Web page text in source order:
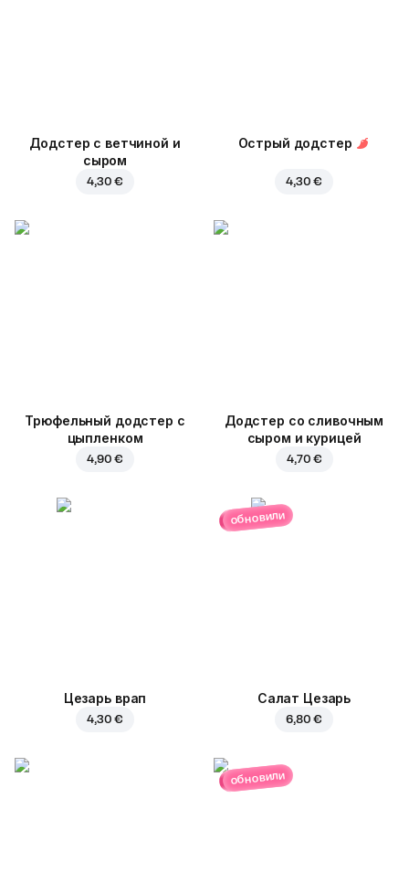
Додстер с ветчиной и
сыром
4,30 €
Острый додстер
4,30 €
Трюфельный додстер c
цыпленком
4,90 €
Додстер со сливочным
сыром и курицей
4,70 €
Цезарь врап
4,30 €
обновили
Салат Цезарь
6,80 €
обновили